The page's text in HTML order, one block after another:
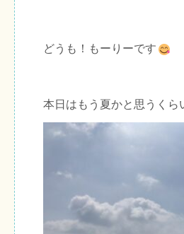
どうも！もーりーです
本日はもう夏かと思うくら